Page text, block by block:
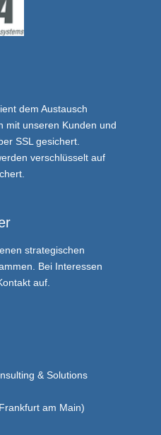
dem Austausch
mit unseren Kunden und
SSL gesichert.
verschlüsselt auf
strategischen
Bei Interessen
auf.
& Solutions
am Main)